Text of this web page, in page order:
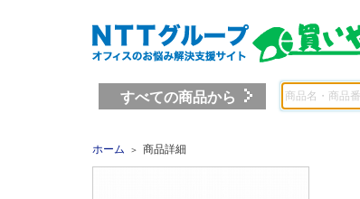
すべての商品から
ホーム ＞ 商品詳細